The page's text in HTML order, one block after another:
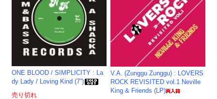
ONE BLOOD / SIMPLICITY : La
dy Lady / Loving Kind (7”)
売り切れ
V.A. (Zunggu Zunggu) : LOVERS
ROCK REVISITED vol.1 Neville
King & Friends (LP)